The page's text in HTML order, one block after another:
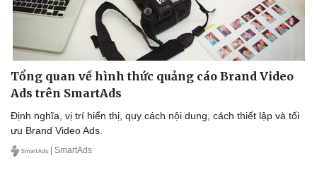
Tổng quan về hình thức quảng cáo Brand Video
Ads trên SmartAds
Định nghĩa, vị trí hiển thị, quy cách nội dung, cách thiết lập và tối
ưu Brand Video Ads.
| SmartAds